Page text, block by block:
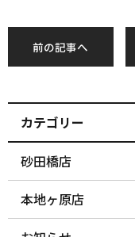
前の記事へ
カテゴリー
砂田橋店
本地ヶ原店